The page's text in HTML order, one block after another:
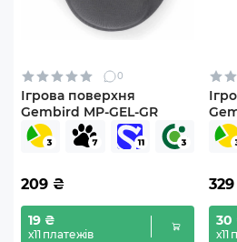
0
Ігрова поверхня
Gembird MP-GEL-GR
209 ₴
19 ₴
х11 платежів
329
30
х11